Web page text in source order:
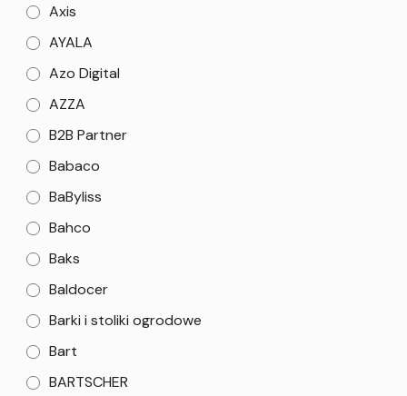
Axis
AYALA
Azo Digital
AZZA
B2B Partner
Babaco
BaByliss
Bahco
Baks
Baldocer
Barki i stoliki ogrodowe
Bart
BARTSCHER